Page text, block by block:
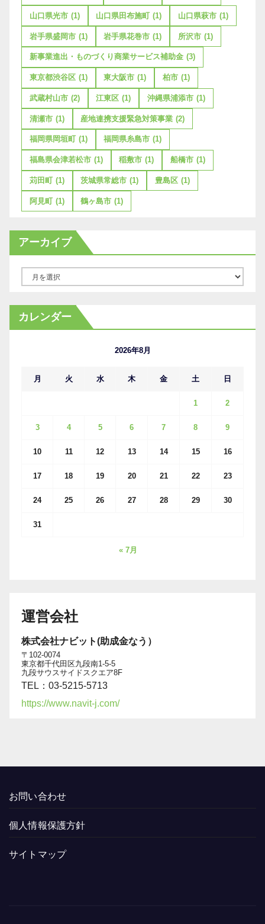
山口県光市 (1) 山口県田布施町 (1) 山口県萩市 (1)
岩手県盛岡市 (1) 岩手県花巻市 (1) 所沢市 (1)
新事業進出・ものづくり商業サービス補助金 (3)
東京都渋谷区 (1) 東大阪市 (1) 柏市 (1)
武蔵村山市 (2) 江東区 (1) 沖縄県浦添市 (1)
清瀬市 (1) 産地連携支援緊急対策事業 (2)
福岡県岡垣町 (1) 福岡県糸島市 (1)
福島県会津若松市 (1) 稲敷市 (1) 船橋市 (1)
苅田町 (1) 茨城県常総市 (1) 豊島区 (1)
阿見町 (1) 鶴ヶ島市 (1)
アーカイブ
カ
イ
カレンダー
2026年8月
月 火 水 木 金 土 日
1 2
3 4 5 6 7 8 9
10 11 12 13 14 15 16
17 18 19 20 21 22 23
24 25 26 27 28 29 30
31
« 7月
運営会社
株式会社ナビット(助成金なう）
〒102-0074
東京都千代田区九段南1-5-5
九段サウスサイドスクエア8F
TEL：03-5215-5713
https://www.navit-j.com/
お問い合わせ
個人情報保護方針
サイトマップ